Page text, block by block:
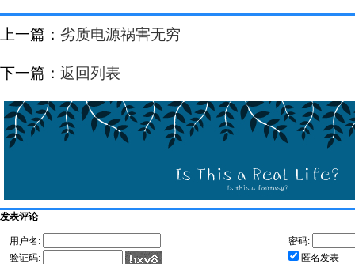
上一篇： 劣质电源祸害无穷
下一篇： 返回列表
发表评论
用户名:
密码:
验证码:
匿名发表